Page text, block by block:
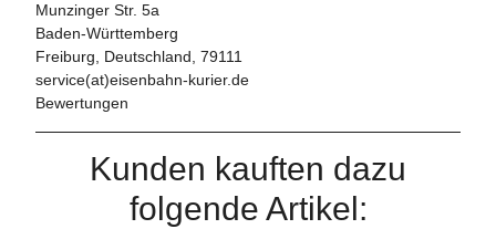
Munzinger Str. 5a
Baden-Württemberg
Freiburg, Deutschland, 79111
service(at)eisenbahn-kurier.de
Bewertungen
Kunden kauften dazu
folgende Artikel: